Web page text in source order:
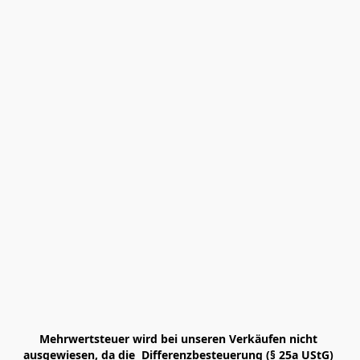
Mehrwertsteuer wird bei unseren Verkäufen nicht
ausgewiesen, da die  Differenzbesteuerung (§ 25a UStG)